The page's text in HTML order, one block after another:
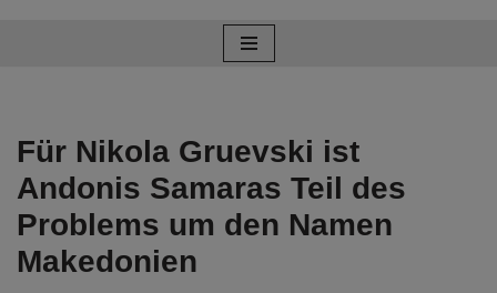
Für Nikola Gruevski ist
Andonis Samaras Teil des
Problems um den Namen
Makedonien